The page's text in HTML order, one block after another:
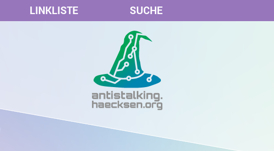
LINKLISTE SUCHE